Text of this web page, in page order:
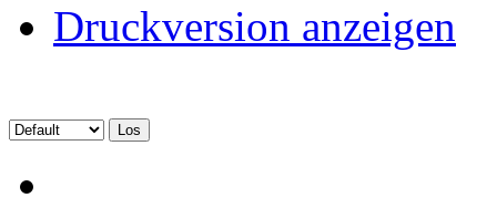
Druckversion anzeigen